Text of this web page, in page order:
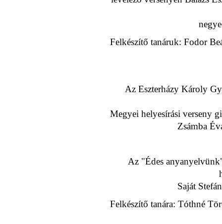
Felkészítő tanáruk: Fodor
Az Eszterházy Károly
Megyei helyesírási verseny
Zsámba
Az "Édes
Saját
Felkészítő tanára: Tóthné